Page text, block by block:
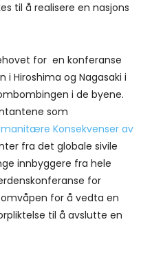
til å realisere en nasjons
for en konferanse
Hiroshima og Nagasaki i
i de byene.
som
Konsekvenser av
fra det globale sivile
innbyggere fra hele
for
for å vedta en
til å avslutte en